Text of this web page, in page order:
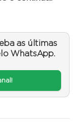
as últimas
WhatsApp.